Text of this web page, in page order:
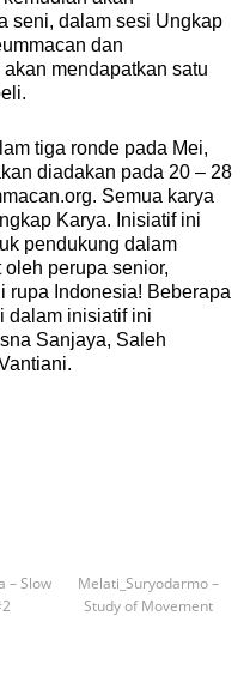
seni, dalam sesi Ungkap
dan
mendapatkan satu
tiga ronde pada Mei,
diadakan pada 20 – 28
Semua karya
Karya. Inisiatif ini
pendukung dalam
perupa senior,
rupa Indonesia! Beberapa
dalam inisiatif ini
Sanjaya, Saleh
– Slow
Melati_Suryodarmo –
Study of Movement